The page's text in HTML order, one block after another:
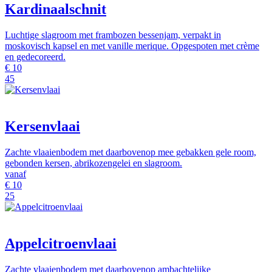
Kardinaalschnit
Luchtige slagroom met frambozen bessenjam, verpakt in
moskovisch kapsel en met vanille merique. Opgespoten met crème
en gedecoreerd.
€ 10
45
Kersenvlaai
Zachte vlaaienbodem met daarbovenop mee gebakken gele room,
gebonden kersen, abrikozengelei en slagroom.
vanaf
€ 10
25
Appelcitroenvlaai
Zachte vlaaienbodem met daarbovenop ambachtelijke